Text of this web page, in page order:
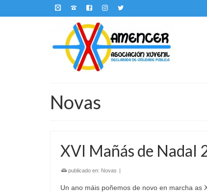
Novas
XVI Mañás de Nadal
publicado en: Novas |
Un ano máis poñemos de novo en marcha as